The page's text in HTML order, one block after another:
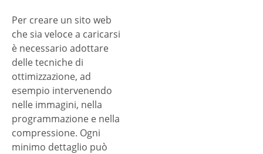
Per creare un sito web
che sia veloce a caricarsi
è necessario adottare
delle tecniche di
ottimizzazione, ad
esempio intervenendo
nelle immagini, nella
programmazione e nella
compressione. Ogni
minimo dettaglio può